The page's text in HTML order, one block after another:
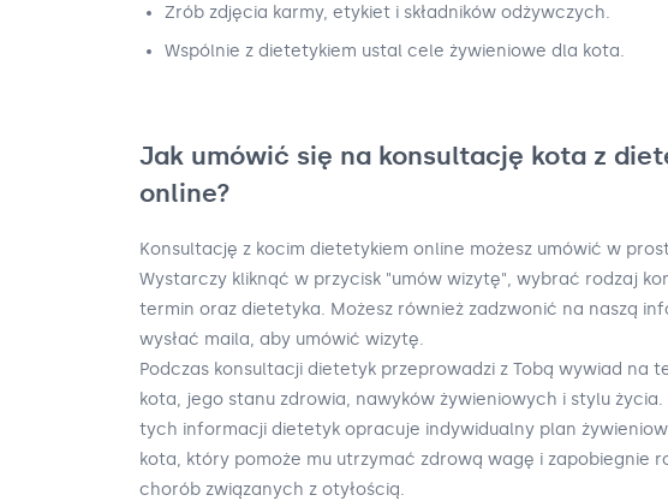
Zrób zdjęcia karmy, etykiet i składników odżywczych.
Wspólnie z dietetykiem ustal cele żywieniowe dla kota.
Jak umówić się na konsultację kota z
online?
Konsultację z kocim dietetykiem online możesz umówić w
Wystarczy kliknąć w przycisk "umów wizytę", wybrać rodzaj
termin oraz dietetyka. Możesz również zadzwonić na naszą
wysłać maila, aby umówić wizytę.
Podczas konsultacji dietetyk przeprowadzi z Tobą wywiad na
kota, jego stanu zdrowia, nawyków żywieniowych i stylu
tych informacji dietetyk opracuje indywidualny plan
kota, który pomoże mu utrzymać zdrową wagę i zapobiegnie
chorób związanych z otyłością.